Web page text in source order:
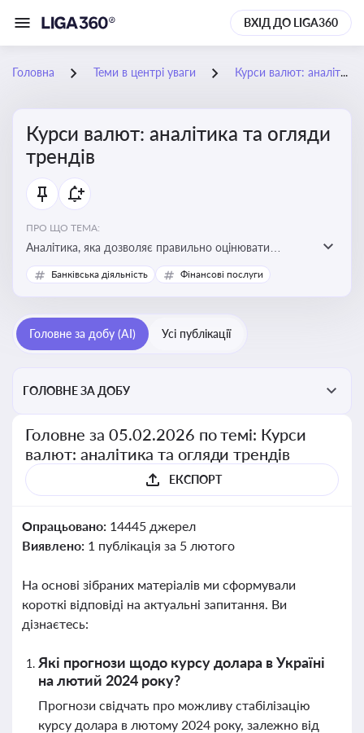
ВХІД ДО LIGA360
Головна Теми в центрі уваги Курси валют: аналітика та огляди трендів
Курси валют: аналітика та огляди
трендів
ПРО ЩО ТЕМА:
Аналітика, яка дозволяє правильно оцінювати
фінансові ризики та планувати витрати. Зміни в
курсах валют можуть вплинути на собівартість
Банківська діяльність Фінансові послуги
Головне за добу (AI) Усі публікації
ГОЛОВНЕ ЗА ДОБУ
Головне за 05.02.2026 по темі: Курси
валют: аналітика та огляди трендів
ЕКСПОРТ
Опрацьовано: 14445 джерел
Виявлено: 1 публікація за 5 лютого
На основі зібраних матеріалів ми сформували
короткі відповіді на актуальні запитання. Ви
дізнаєтесь:
Які прогнози щодо курсу долара в Україні
на лютий 2024 року?
Прогнози свідчать про можливу стабілізацію
курсу долара в лютому 2024 року, залежно від